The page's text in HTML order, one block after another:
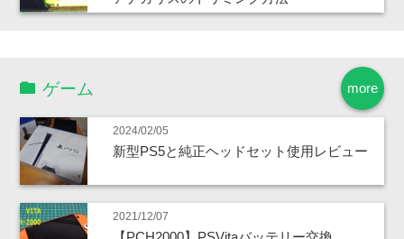
more
ゲーム
2024/02/05
新型PS5と純正ヘッドセット使用レビュー
2021/12/07